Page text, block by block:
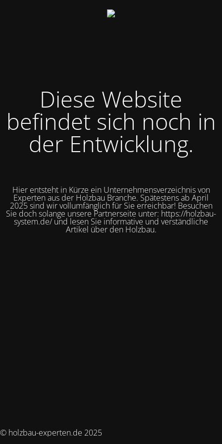
Diese Website
befindet sich noch in
der Entwicklung.
Hier entsteht in Kürze ein Unternehmensverzeichnis von
Experten aus der Holzbau Branche. Spätestens ab April
2025 sind wir vollumfänglich für Sie erreichbar! Besuchen
Sie doch solange unsere Partnerseite unter: https://holzbau-
system.de/ und lesen Sie informative und verständliche
Artikel über den Holzbau.
© holzbau-experten.de 2025